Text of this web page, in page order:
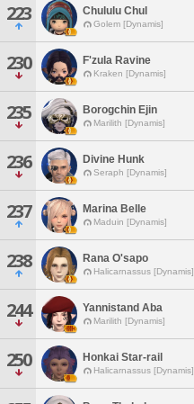
223 Chululu Chul
Golem [Dynamis]
230 F'zula Ravine
Kraken [Dynamis]
235 Borogchin Ejin
Marilith [Dynamis]
236 Divine Hunk
Seraph [Dynamis]
237 Marina Belle
Maduin [Dynamis]
238 Rana O'sapo
Halicarnassus [Dynamis]
244 Yannistand Aba
Marilith [Dynamis]
250 Honkai Star-rail
Halicarnassus [Dynamis]